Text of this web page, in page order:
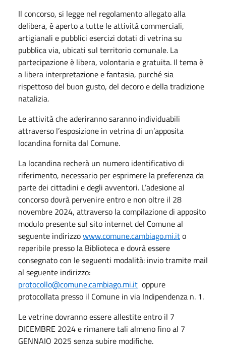
Il concorso, si legge nel regolamento allegato alla
delibera, è aperto a tutte le attività commerciali,
artigianali e pubblici esercizi dotati di vetrina su
pubblica via, ubicati sul territorio comunale. La
partecipazione è libera, volontaria e gratuita. Il tema è
a libera interpretazione e fantasia, purché sia
rispettoso del buon gusto, del decoro e della tradizione
natalizia.
Le attività che aderiranno saranno individuabili
attraverso l’esposizione in vetrina di un’apposita
locandina fornita dal Comune.
La locandina recherà un numero identificativo di
riferimento, necessario per esprimere la preferenza da
parte dei cittadini e degli avventori. L’adesione al
concorso dovrà pervenire entro e non oltre il 28
novembre 2024, attraverso la compilazione di apposito
modulo presente sul sito internet del Comune al
seguente indirizzowww.comune.cambiago.mi.ito
reperibile presso la Biblioteca e dovrà essere
consegnato con le seguenti modalità: invio tramite mail
al seguente indirizzo:
protocollo@comune.cambiago.mi.it oppure
protocollata presso il Comune in via Indipendenza n. 1.
Le vetrine dovranno essere allestite entro il 7
DICEMBRE 2024 e rimanere tali almeno fino al 7
GENNAIO 2025 senza subire modifiche.